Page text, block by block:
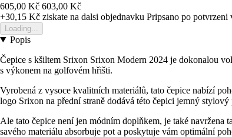
605,00 Kč 603,00 Kč
+30,15 Kč ziskate na dalsi objednavku Pripsano po potvrzeni
Loading...
Popis
Čepice s kšiltem Srixon Srixon Modern 2024 je dokonalou
s výkonem na golfovém hřišti.
Vyrobená z vysoce kvalitních materiálů, tato čepice nabízí
logo Srixon na přední straně dodává této čepici jemný stylový
Ale tato čepice není jen módním doplňkem, je také
savého materiálu absorbuje pot a poskytuje vám optimální